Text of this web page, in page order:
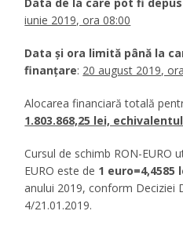
Data de la care pot fi
iunie 2019, ora 08:00
Data și ora limită până la
finanțare: 20 august 2019,
Alocarea financiară totală
1.803.868,25 lei, echivalentul
Cursul de schimb RON-EURO
EURO este de 1 euro=4,4585
anului 2019, conform Deciziei
4/21.01.2019.